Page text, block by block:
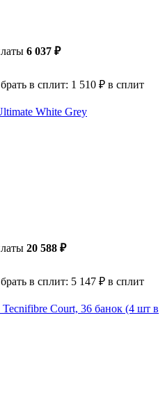
6 037 ₽
в сплит: 1 510 ₽ в сплит
White Grey
20 588 ₽
в сплит: 5 147 ₽ в сплит
Court, 36 банок (4 шт в